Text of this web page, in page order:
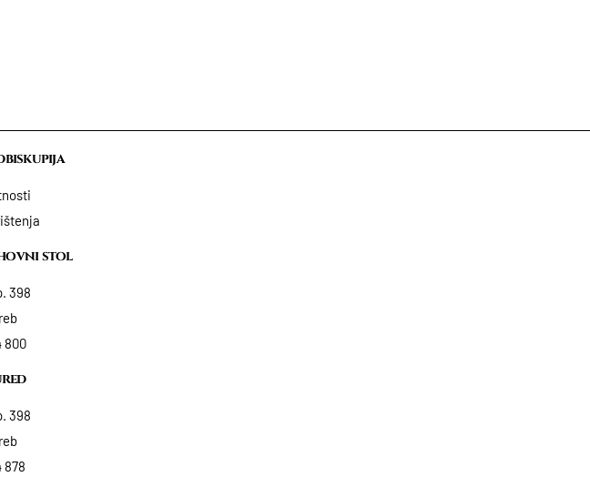
stol
398
800
398
878